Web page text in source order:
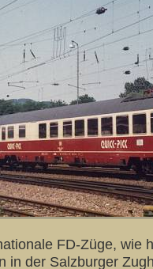
FD-Züge, wie
in der Salzburger